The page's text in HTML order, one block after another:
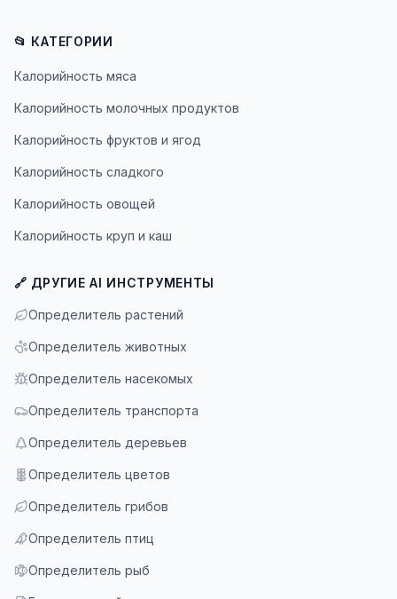
📂 КАТЕГОРИИ
Калорийность мяса
Калорийность молочных продуктов
Калорийность фруктов и ягод
Калорийность сладкого
Калорийность овощей
Калорийность круп и каш
🔗 ДРУГИЕ AI ИНСТРУМЕНТЫ
Определитель растений
Определитель животных
Определитель насекомых
Определитель транспорта
Определитель деревьев
Определитель цветов
Определитель грибов
Определитель птиц
Определитель рыб